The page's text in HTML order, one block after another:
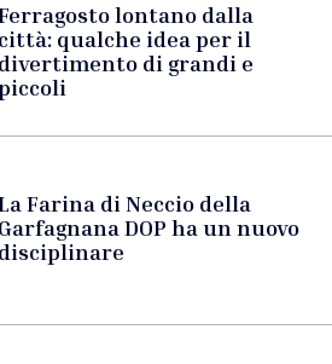
lontano dalla
città: qualche idea per il
divertimento di grandi e
Farina di Neccio della
Garfagnana DOP ha un nuovo
disciplinare